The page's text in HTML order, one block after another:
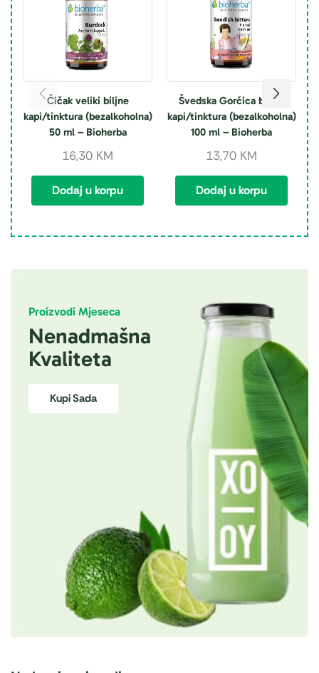
Čičak veliki biljne
kapi/tinktura (bezalkoholna)
50 ml – Bioherba
16,30 KM
Dodaj u korpu
Švedska Gorčica biljne
kapi/tinktura (bezalkoholna)
100 ml – Bioherba
13,70 KM
Dodaj u korpu
Proizvodi Mjeseca
Nenadmašna
Kvaliteta
Kupi Sada